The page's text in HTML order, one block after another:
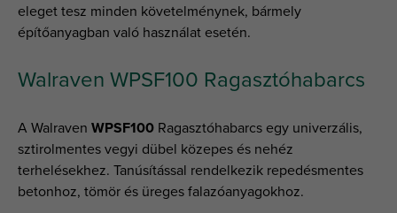
eleget tesz minden követelménynek, bármely
építőanyagban való használat esetén.
Walraven WPSF100 Ragasztóhabarcs
A Walraven WPSF100 Ragasztóhabarcs egy univerzális,
sztirolmentes vegyi dübel közepes és nehéz
terhelésekhez. Tanúsítással rendelkezik repedésmentes
betonhoz, tömör és üreges falazóanyagokhoz.